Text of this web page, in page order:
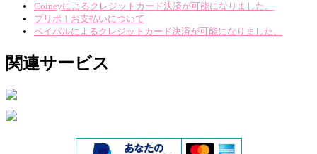
Coineyによるクレジットカード決済が可能になりました。
プリポ！お支払いについて
ペイパルによるクレジットカード決済が可能になりました。
関連サービス